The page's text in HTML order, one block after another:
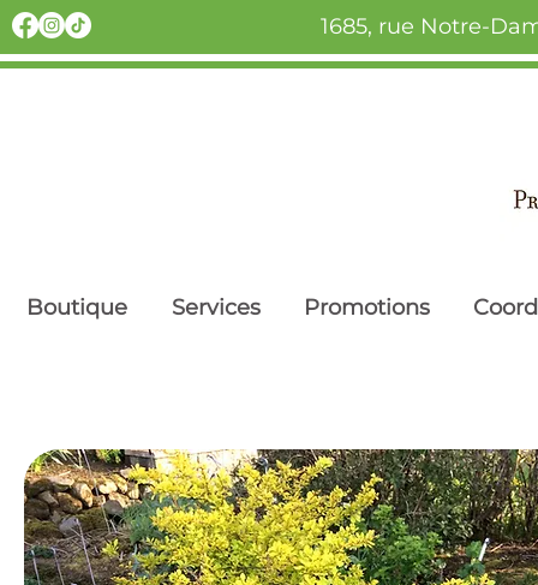
1685, rue Notre-
Boutique Services Promotions